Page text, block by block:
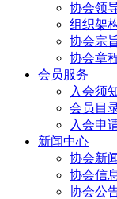
协会领
组织架
协会宗
协会章
会员服务
入会须
会员目
入会申
新闻中心
协会新
协会信
协会公